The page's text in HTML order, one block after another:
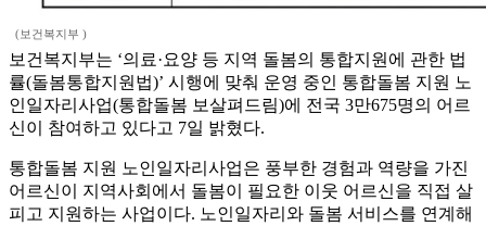
(보건복지부 )
보건복지부는 ‘의료·요양 등 지역 돌봄의 통합지원에 관한 법
률(돌봄통합지원법)’ 시행에 맞춰 운영 중인 통합돌봄 지원 노
인일자리사업(통합돌봄 보살펴드림)에 전국 3만675명의 어르
신이 참여하고 있다고 7일 밝혔다.
통합돌봄 지원 노인일자리사업은 풍부한 경험과 역량을 가진
어르신이 지역사회에서 돌봄이 필요한 이웃 어르신을 직접 살
피고 지원하는 사업이다. 노인일자리와 돌봄 서비스를 연계해